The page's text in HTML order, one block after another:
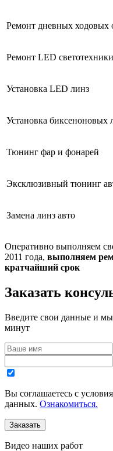
Ремонт дневных
Ремонт LED светотехники
Установка LED линз
Установка биксеноновых
Тюнинг фар и фонарей
Эксклюзивный тюнинг
Замена линз авто
Оперативно выполняем
2011 года, выполняем
кратчайший срок
Заказать
Введите свои данные и
минут
Вы соглашаетесь с
данных. Ознакомиться.
Видео наших работ